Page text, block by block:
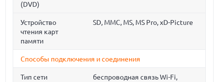
(DVD)
Устройство
чтения карт
памяти
SD, MMC, MS, MS Pro, xD-Picture
Способы подключения и соединения
Тип сети
беспроводная связь Wi-Fi,